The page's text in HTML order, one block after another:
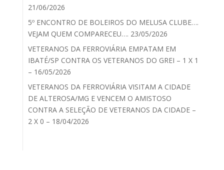
21/06/2026
5º ENCONTRO DE BOLEIROS DO MELUSA CLUBE….
VEJAM QUEM COMPARECEU…. 23/05/2026
VETERANOS DA FERROVIÁRIA EMPATAM EM
IBATÉ/SP CONTRA OS VETERANOS DO GREI – 1 X 1
– 16/05/2026
VETERANOS DA FERROVIÁRIA VISITAM A CIDADE
DE ALTEROSA/MG E VENCEM O AMISTOSO
CONTRA A SELEÇÃO DE VETERANOS DA CIDADE –
2 X 0 – 18/04/2026